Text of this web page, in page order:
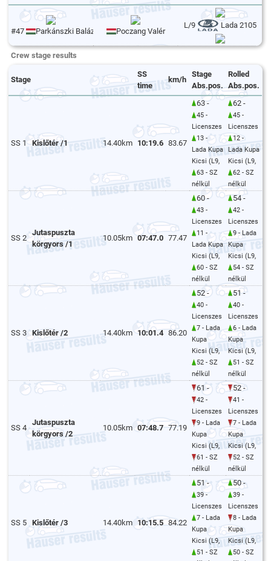
#47 Parkánszki Balázs Poczang Valér
L/9 Lada 2105
Crew stage results
Stage
SS
time
km/h
Stage
Abs.pos.
Rolled
Abs.pos.
SS 1 Kislőtér /1 14.40km 10:19.6 83.67
63 -
45 -
Licenszes
13 -
Lada Kupa
Kicsi (L9,
63 - SZ
nélkül
62 -
45 -
Licenszes
12 -
Lada Kupa
Kicsi (L9,
62 - SZ
nélkül
SS 2
Jutaspuszta
körgyors /1
10.05km 07:47.0 77.47
60 -
43 -
Licenszes
11 -
Lada Kupa
Kicsi (L9,
60 - SZ
nélkül
54 -
42 -
Licenszes
9 - Lada
Kupa
Kicsi (L9,
54 - SZ
nélkül
SS 3 Kislőtér /2 14.40km 10:01.4 86.20
52 -
40 -
Licenszes
7 - Lada
Kupa
Kicsi (L9,
52 - SZ
nélkül
51 -
40 -
Licenszes
6 - Lada
Kupa
Kicsi (L9,
51 - SZ
nélkül
SS 4
Jutaspuszta
körgyors /2
10.05km 07:48.7 77.19
61 -
42 -
Licenszes
9 - Lada
Kupa
Kicsi (L9,
61 - SZ
nélkül
52 -
41 -
Licenszes
7 - Lada
Kupa
Kicsi (L9,
52 - SZ
nélkül
SS 5 Kislőtér /3 14.40km 10:15.5 84.22
51 -
39 -
Licenszes
7 - Lada
Kupa
Kicsi (L9,
51 - SZ
50 -
39 -
Licenszes
8 - Lada
Kupa
Kicsi (L9,
50 - SZ